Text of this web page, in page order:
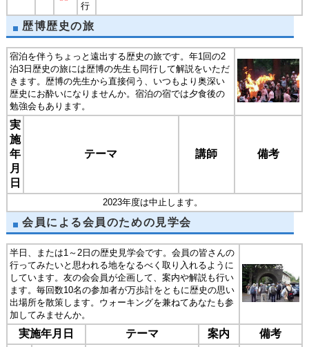
行
歴博歴史の旅
宿泊を伴うちょっと遠出する歴史の旅です。年1回の2
泊3日歴史の旅には歴博の先生も同行して解説をいただ
きます。歴博の先生から直接伺う、いつもより奥深い
歴史にお酔いになりませんか。宿泊の宿では夕食後の
勉強会もあります。
実
施
年
月
日
テーマ 講師 備考
2023年度は中止します。
会員による会員のための見学会
半日、または1～2日の歴史見学会です。会員の皆さんの
行ってみたいと思われる地をなるべく取り入れるように
しています。友の会会員が企画して、案内や解説も行い
ます。毎回数10名の参加者が万歩計をともに歴史の思い
出場所を散策します。ウォーキングを兼ねてあなたも参
加してみませんか。
実施年月日 テーマ 案内 備考